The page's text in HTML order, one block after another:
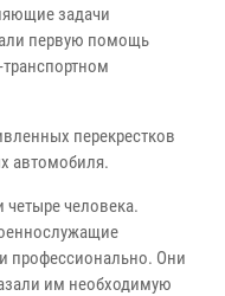
задачи
первую помощь
перекрестков
автомобиля.
четыре человека.
профессионально. Они
им необходимую